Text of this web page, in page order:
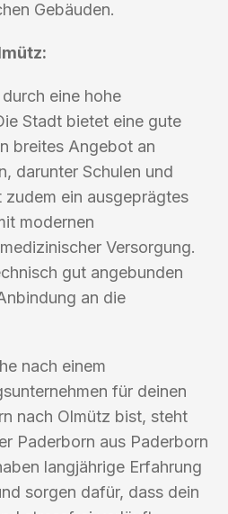
Gebäuden.
eine hohe
Stadt bietet eine gute
breites Angebot an
darunter Schulen und
zudem ein ausgeprägtes
modernen
Versorgung.
gut angebunden
an die
nach einem
für deinen
nach Olmütz bist, steht
Paderborn aus Paderborn
langjährige Erfahrung
sorgen dafür, dass dein